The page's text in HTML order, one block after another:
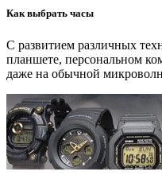
Как выбрать часы
С развитием различных
планшете, персональном
даже на обычной